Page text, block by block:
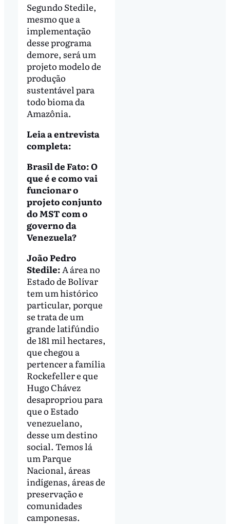
Segundo Stedile,
mesmo que a
implementação
desse programa
demore, será um
projeto modelo de
produção
sustentável para
todo bioma da
Amazônia.
Leia a entrevista
completa:
Brasil de Fato: O
que é e como vai
funcionar o
projeto conjunto
do MST com o
governo da
Venezuela?
João Pedro
Stedile: A área no
Estado de Bolívar
tem um histórico
particular, porque
se trata de um
grande latifúndio
de 181 mil hectares,
que chegou a
pertencer a família
Rockefeller e que
Hugo Chávez
desapropriou para
que o Estado
venezuelano,
desse um destino
social. Temos lá
um Parque
Nacional, áreas
indígenas, áreas de
preservação e
comunidades
camponesas.